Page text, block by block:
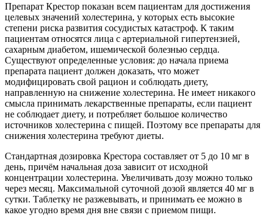
Препарат Крестор показан всем пациентам для достижения
целевых значений холестерина, у которых есть высокие
степени риска развития сосудистых катастроф. К таким
пациентам относятся лица с артериальной гипертензией,
сахарным диабетом, ишемической болезнью сердца.
Существуют определенные условия: до начала приема
препарата пациент должен доказать, что может
модифицировать свой рацион и соблюдать диету,
направленную на снижение холестерина. Не имеет никакого
смысла принимать лекарственные препараты, если пациент
не соблюдает диету, и потребляет большое количество
источников холестерина с пищей. Поэтому все препараты для
снижения холестерина требуют диеты.
Стандартная дозировка Крестора составляет от 5 до 10 мг в
день, причём начальная доза зависит от исходной
концентрации холестерина. Увеличивать дозу можно только
через месяц. Максимальной суточной дозой является 40 мг в
сутки. Таблетку не разжевывать, и принимать ее можно в
какое угодно время дня вне связи с приемом пищи.